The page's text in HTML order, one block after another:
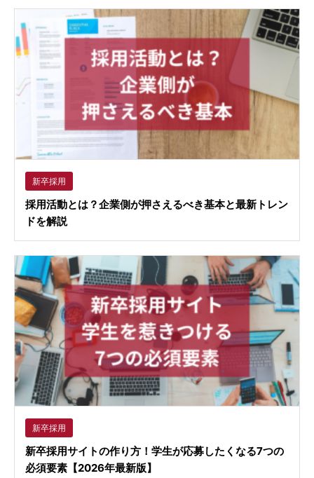
新卒採用
採用活動とは？企業側が押さえるべき基本と最新トレン
ドを解説
新卒採用
新卒採用サイトの作り方！学生が応募したくなる7つの
必須要素【2026年最新版】